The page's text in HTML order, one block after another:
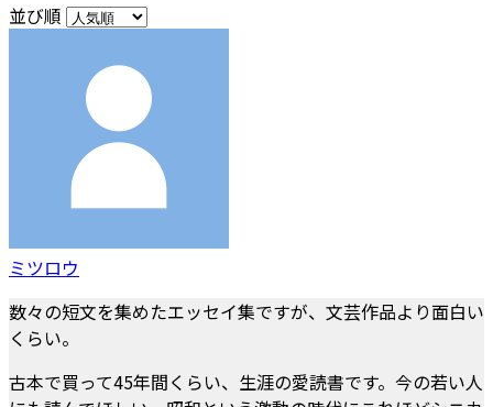
並び順
ミツロウ
数々の短文を集めたエッセイ集ですが、文芸作品より面白い
くらい。
古本で買って45年間くらい、生涯の愛読書です。今の若い人